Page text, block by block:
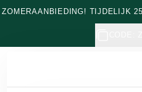
Naar hoofdinhoud gaan
ZOMERAANBIEDING! TIJDELIJK